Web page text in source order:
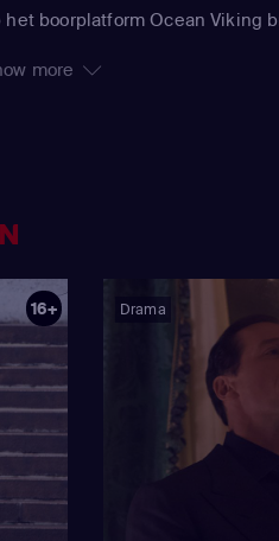
het boorplatform Ocean Viking
more
16+ Drama